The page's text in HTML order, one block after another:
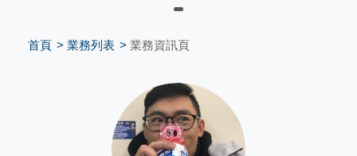
首頁 業務列表 業務資訊頁